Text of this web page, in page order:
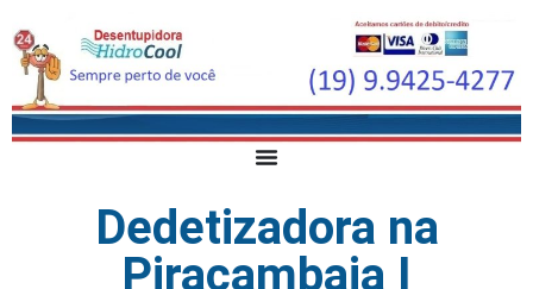
Dedetizadora na
Piracambaia I